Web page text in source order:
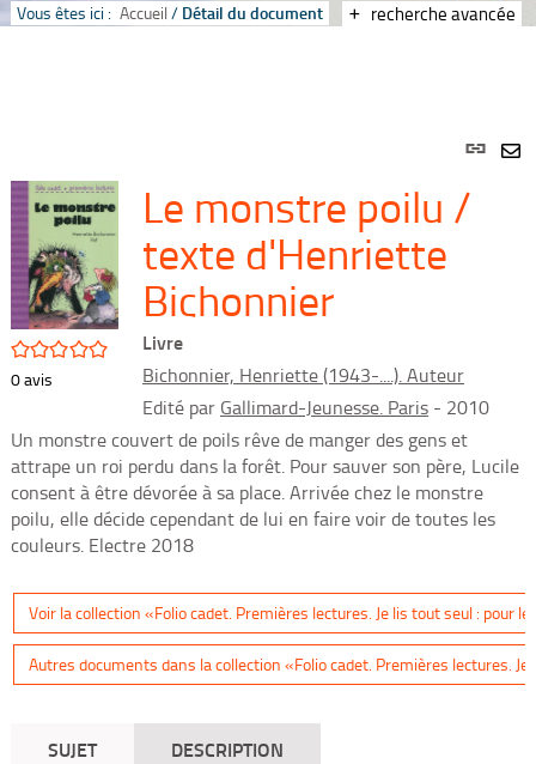
recherche avancée
Vous êtes ici : Accueil / Détail du document
Lien
/5
0avis
Le monstre poilu /
texte d'Henriette
Bichonnier
Livre
Bichonnier, Henriette (1943-....). Auteur
Edité par Gallimard-Jeunesse. Paris - 2010
Un monstre couvert de poils rêve de manger des gens et
attrape un roi perdu dans la forêt. Pour sauver son père, Lucile
consent à être dévorée à sa place. Arrivée chez le monstre
poilu, elle décide cependant de lui en faire voir de toutes les
couleurs. Electre 2018
Voir la collection «Folio cadet. Premières lectures. Je lis tout seul : pour
Autres documents dans la collection «Folio cadet. Premières lectures.
SUJET DESCRIPTION